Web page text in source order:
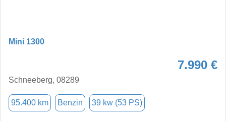
Mini 1300
7.990 €
Schneeberg, 08289
95.400 km Benzin 39 kw (53 PS)